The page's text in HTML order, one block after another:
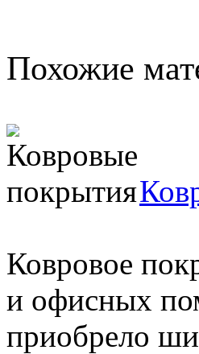
Похожие
Ковровое
и офисных
приобрело